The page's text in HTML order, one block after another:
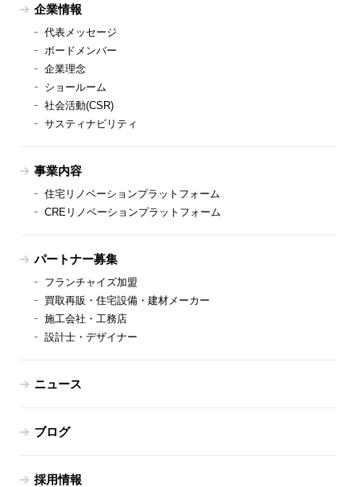
企業情報
代表メッセージ
ボードメンバー
企業理念
ショールーム
社会活動(CSR)
サスティナビリティ
事業内容
住宅リノベーションプラットフォーム
CREリノベーションプラットフォーム
パートナー募集
フランチャイズ加盟
買取再販・住宅設備・建材メーカー
施工会社・工務店
設計士・デザイナー
ニュース
ブログ
採用情報